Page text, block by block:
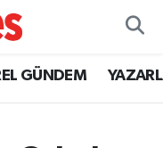
GÜNDEM